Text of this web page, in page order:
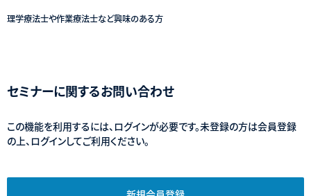
理学療法士や作業療法士など興味のある方
セミナーに関するお問い合わせ
この機能を利用するには、ログインが必要です。未登録の方は会員登録
の上、ログインしてご利用ください。